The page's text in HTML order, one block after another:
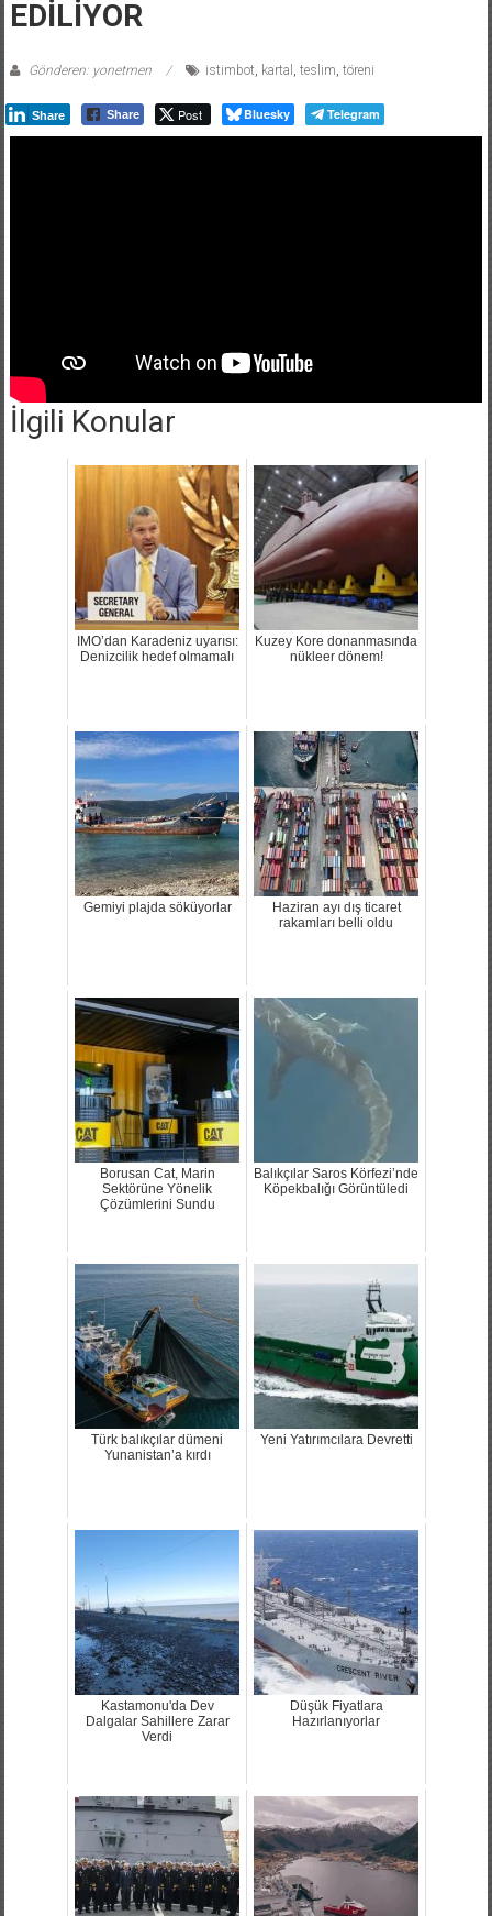
EDİLİYOR
Gönderen: yonetmen istimbot kartal teslim töreni
Share Share Post Bluesky Telegram
İlgili Konular
IMO’dan Karadeniz uyarısı:
Denizcilik hedef olmamalı
Kuzey Kore donanmasında
nükleer dönem!
Gemiyi plajda söküyorlar
Haziran ayı dış ticaret
rakamları belli oldu
Borusan Cat, Marin
Sektörüne Yönelik
Çözümlerini Sundu
Balıkçılar Saros Körfezi’nde
Köpekbalığı Görüntüledi
Türk balıkçılar dümeni
Yunanistan’a kırdı
Yeni Yatırımcılara Devretti
Kastamonu'da Dev
Dalgalar Sahillere Zarar
Verdi
Düşük Fiyatlara
Hazırlanıyorlar